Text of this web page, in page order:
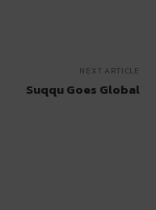
NEXT ARTICLE
Suqqu Goes Global